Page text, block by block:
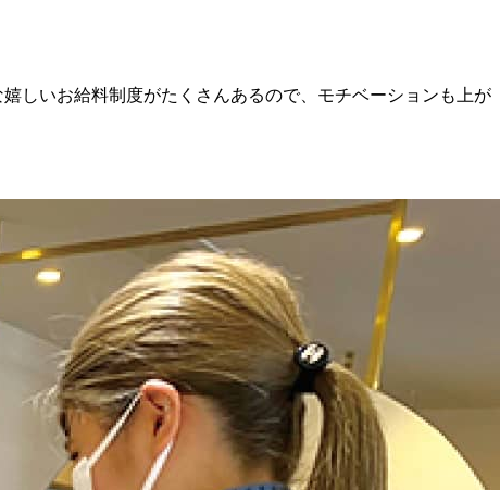
しいお給料制度がたくさんあるので、モチベーションも上が